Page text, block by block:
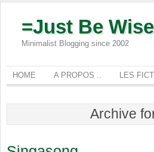
=Just Be
Minimalist Blogging since 2002
HOME A PROPOS .. LES
Archive